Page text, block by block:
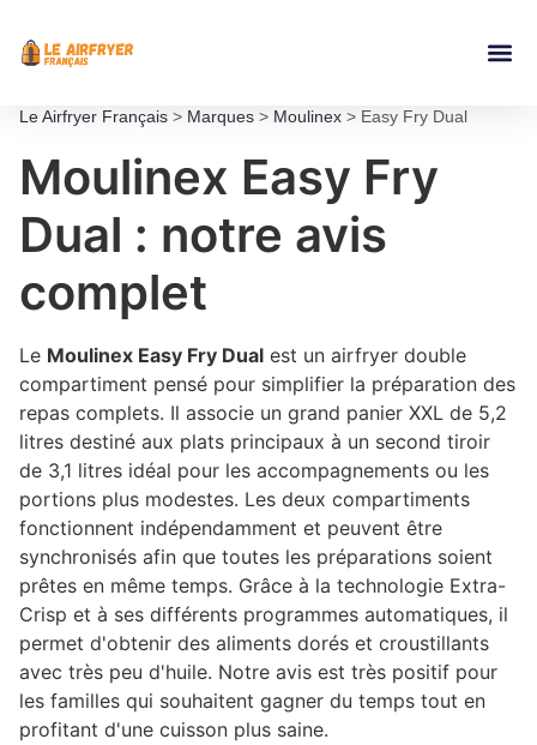
Le Airfryer Français > Marques > Moulinex > Easy Fry Dual
Moulinex Easy Fry
Dual : notre avis
complet
Le Moulinex Easy Fry Dual est un airfryer double
compartiment pensé pour simplifier la préparation des
repas complets. Il associe un grand panier XXL de 5,2
litres destiné aux plats principaux à un second tiroir
de 3,1 litres idéal pour les accompagnements ou les
portions plus modestes. Les deux compartiments
fonctionnent indépendamment et peuvent être
synchronisés afin que toutes les préparations soient
prêtes en même temps. Grâce à la technologie Extra-
Crisp et à ses différents programmes automatiques, il
permet d'obtenir des aliments dorés et croustillants
avec très peu d'huile. Notre avis est très positif pour
les familles qui souhaitent gagner du temps tout en
profitant d'une cuisson plus saine.